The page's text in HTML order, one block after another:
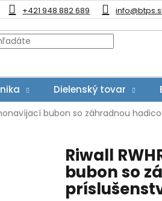
+421 948 882 689
Dielenský tovar
bubon so záhradnou
Riwall
bubon so